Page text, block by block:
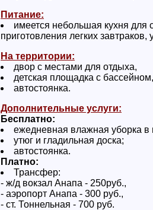
Питание:
имеется небольшая кухня для
приготовления легких завтраков,
На территории:
двор с местами для отдыха,
детская площадка с бассейном,
автостоянка.
Дополнительные услуги:
Бесплатно:
ежедневная влажная уборка в
утюг и гладильная доска;
автостоянка.
Платно:
Трансфер:
- ж/д вокзал Анапа - 250руб.,
- аэропорт Анапа - 300 руб.,
- ст. Тоннельная - 700 руб.